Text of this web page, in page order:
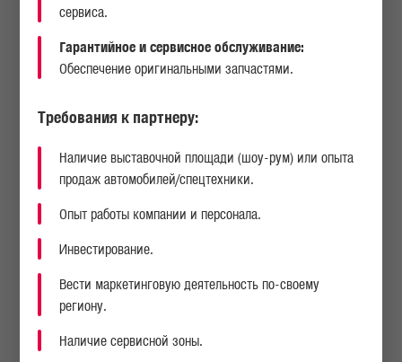
MAXSUS TEXNIKALARI»
р-н, улица Чорбог дом 2
Яккасарайский район,
Кичикхалкайули, дом -29
МOTORCARS»
Yunusobod hududi, TXAY,
сервиса.
Гарантийное и сервисное обслуживание:
Обеспечение оригинальными запчастями.
Требования к партнеру:
Наличие выставочной площади (шоу-рум) или опыта
продаж автомобилей/спецтехники.
Опыт работы компании и персонала.
Инвестирование.
Вести маркетинговую деятельность по-своему
региону.
Наличие сервисной зоны.